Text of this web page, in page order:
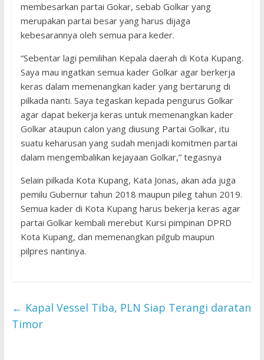
membesarkan partai Gokar, sebab Golkar yang
merupakan partai besar yang harus dijaga
kebesarannya oleh semua para keder.
“Sebentar lagi pemilihan Kepala daerah di Kota Kupang.
Saya mau ingatkan semua kader Golkar agar berkerja
keras dalam memenangkan kader yang bertarung di
pilkada nanti. Saya tegaskan kepada pengurus Golkar
agar dapat bekerja keras untuk memenangkan kader
Golkar ataupun calon yang diusung Partai Golkar, itu
suatu keharusan yang sudah menjadi komitmen partai
dalam mengembalikan kejayaan Golkar,” tegasnya
Selain pilkada Kota Kupang, Kata Jonas, akan ada juga
pemilu Gubernur tahun 2018 maupun pileg tahun 2019.
Semua kader di Kota Kupang harus bekerja keras agar
partai Golkar kembali merebut Kursi pimpinan DPRD
Kota Kupang, dan memenangkan pilgub maupun
pilpres nantinya.
← Kapal Vessel Tiba, PLN Siap Terangi daratan
Timor